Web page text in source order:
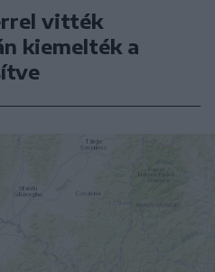
vitték
kiemelték a